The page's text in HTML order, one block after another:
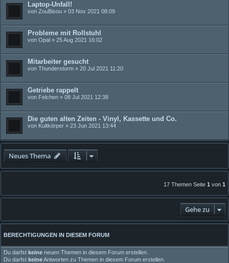
Laptop-Unfall!
von ZouBisou » 03 Nov 2021 08:09
Probleme mit Rollstuhl
von Opal » 25 Aug 2021 16:02
Mitarbeiter gesucht
von Thunderstorm » 20 Jul 2021 11:20
Getriebe rappelt
von Felchen » 08 Jul 2021 12:38
Die guten alten Zeiten - Vinyl, Kassette und Co.
von Kultkörper » 23 Jun 2021 13:44
Neues Thema
17 Themen Seite 1 von 1
Gehe zu
BERECHTIGUNGEN IN DIESEM FORUM
Du darfst keine neuen Themen in diesem Forum erstellen.
Du darfst keineAntworten zu Themen in diesem Forum erstellen.